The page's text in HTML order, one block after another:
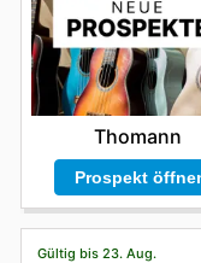
Thomann
Prospekt
Gültig bis 23. Aug.